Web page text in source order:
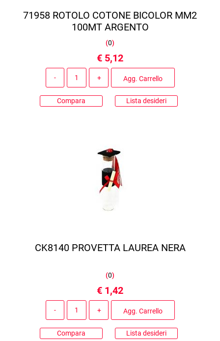
71958 ROTOLO COTONE BICOLOR MM2
100MT ARGENTO
(0)
€ 5,12
Agg. Carrello
Compara Lista desideri
CK8140 PROVETTA LAUREA NERA
(0)
€ 1,42
Agg. Carrello
Compara Lista desideri